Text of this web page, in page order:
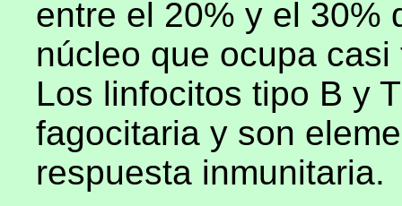
entre el 20% y el 30%
núcleo que ocupa
Los linfocitos tipo B y
fagocitaria y son
respuesta inmunitaria.